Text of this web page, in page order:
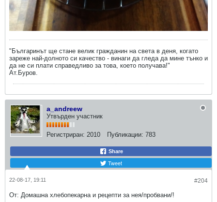
"Българинът ще стане велик гражданин на света в деня, когато
зареже най-долното си качество - винаги да гледа да мине тънко и
да не си плати справедливо за това, което получава!"
Ат.Буров.
a_andreew
Утвърден участник
Регистриран: 2010 Публикации: 783
Share
Tweet
#204
22-08-17, 19:11
От: Домашна хлебопекарна и рецепти за нея/пробвани/!